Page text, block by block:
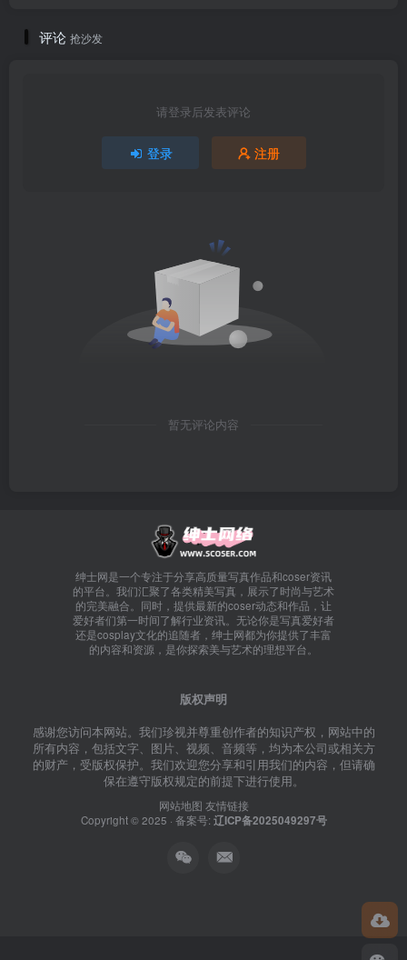
评论 抢沙发
请登录后发表评论
登录 注册
暂无评论内容
绅士网是一个专注于分享高质量写真作品和coser资讯
的平台。我们汇聚了各类精美写真，展示了时尚与艺术
的完美融合。同时，提供最新的coser动态和作品，让
爱好者们第一时间了解行业资讯。无论你是写真爱好者
还是cosplay文化的追随者，绅士网都为你提供了丰富
的内容和资源，是你探索美与艺术的理想平台。
版权声明
感谢您访问本网站。我们珍视并尊重创作者的知识产权，网站中的
所有内容，包括文字、图片、视频、音频等，均为本公司或相关方
的财产，受版权保护。我们欢迎您分享和引用我们的内容，但请确
保在遵守版权规定的前提下进行使用。
网站地图 友情链接
Copyright © 2025 · 备案号: 辽ICP备2025049297号